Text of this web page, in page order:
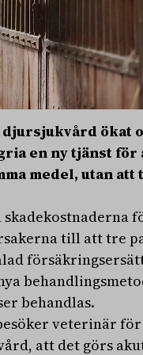
ökat
en ny tjänst för
medel, utan att
till att tre
behandlas.
veterinär
att det görs